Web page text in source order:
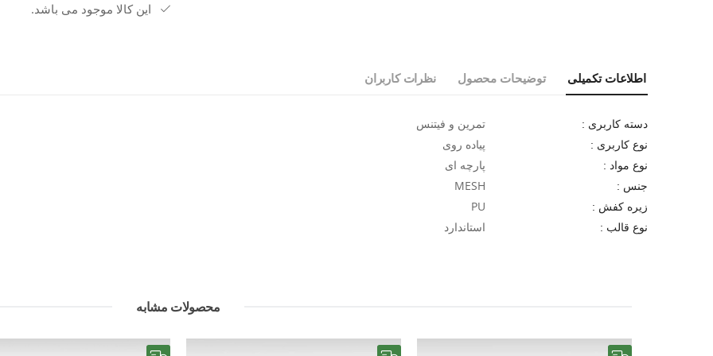
این کالا موجود می باشد.
اطلاعات تکمیلی توضیحات محصول نظرات کاربران
دسته کاربری : تمرین و فیتنس
نوع کاربری : پیاده روی
نوع مواد : پارچه ای
جنس : MESH
زیره کفش : PU
نوع قالب : استاندارد
محصولات مشابه